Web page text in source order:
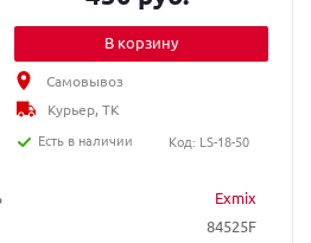
Exmix
84525F
В корзину
Самовывоз
Курьер, ТК
Есть в наличии
Код: LS-18-50